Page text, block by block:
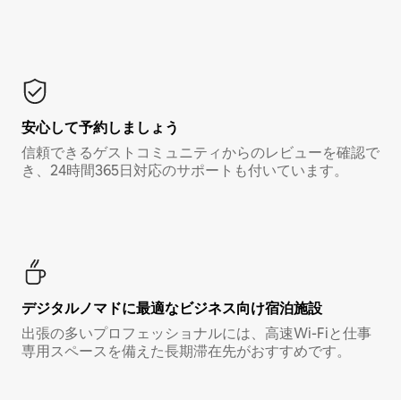
安心して予約しましょう
信頼できるゲストコミュニティからのレビューを確認で
き、24時間365日対応のサポートも付いています。
デジタルノマド⁠に最⁠適⁠なビ⁠ジ⁠ネ⁠ス⁠向⁠け宿⁠泊⁠施⁠設
出張の多いプロフェッショナルには、高速Wi-Fiと仕事
専用スペースを備えた長期滞在先がおすすめです。